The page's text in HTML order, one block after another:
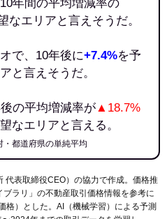
年間の平均増減率の
なエリアと言えそうだ。
で、10年後に+7.4%を予
と言えそうだ。
の平均増減率が▲18.7%
なエリアと言える。
都道府県の単純平均
表取締役CEO）の協力で作成。価格推
ブラリ 」の不動産取引価格情報を参考に
格）とした。AI（機械学習）による予測